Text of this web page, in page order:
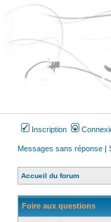
Inscription
Messages sans réponse |
Accueil du forum
Foire aux questions